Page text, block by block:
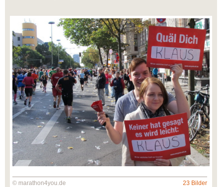
© marathon4you.de 23 Bilder